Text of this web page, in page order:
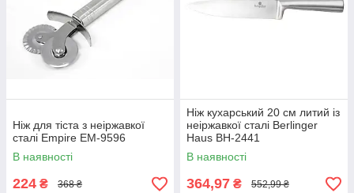
Ніж для тіста з неіржавкої
сталі Empire EM-9596
В наявності
224 ₴ 368 ₴
Ніж кухарський 20 см литий із
неіржавкої сталі Berlinger
Haus BH-2441
В наявності
364,97 ₴ 552,99 ₴